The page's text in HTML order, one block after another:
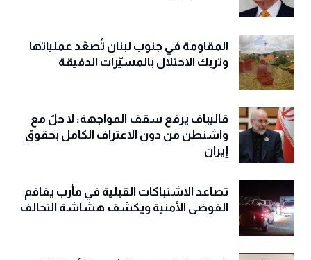
المقاومة في جنوب لبنان تُصعّد عملياتها
وتربك الاحتلال بالمسيّرات الدقيقة
قاليباف يرفع سقف المواجهة: لا حلّ مع
واشنطن من دون الاعتراف الكامل بحقوق
إيران
تصاعد الاشتباكات القبلية في مأرب يفاقم
الفوضى الأمنية ويكشف هشاشة التحالف